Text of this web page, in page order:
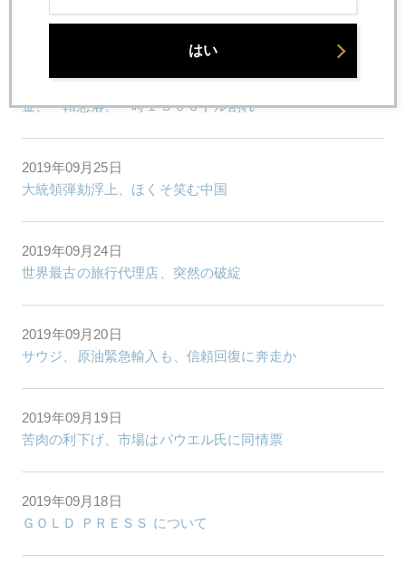
国債、預金「安全資産神話」の崩壊
2019年09月26日
金、一転急落、一時１５００ドル割れ
2019年09月25日
大統領弾劾浮上、ほくそ笑む中国
2019年09月24日
世界最古の旅行代理店、突然の破綻
2019年09月20日
サウジ、原油緊急輸入も、信頼回復に奔走か
2019年09月19日
苦肉の利下げ、市場はパウエル氏に同情票
2019年09月18日
ＧＯＬＤ ＰＲＥＳＳ について
はい